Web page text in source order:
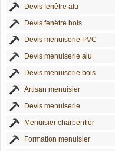
Devis fenêtre alu
Devis fenêtre bois
Devis menuiserie PVC
Devis menuiserie alu
Devis menuiserie bois
Artisan menuisier
Devis menuiserie
Menuisier charpentier
Formation menuisier